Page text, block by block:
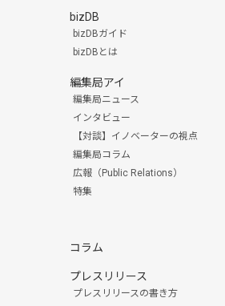
bizDB
bizDBガイド
bizDBとは
編集局アイ
編集局ニュース
インタビュー
【対談】イノベーターの視点
編集局コラム
広報（Public Relations）
特集
コラム
プレスリリース
プレスリリースの書き方